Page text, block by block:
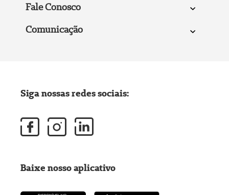
Fale Conosco
Comunicação
Siga nossas redes sociais:
Baixe nosso aplicativo